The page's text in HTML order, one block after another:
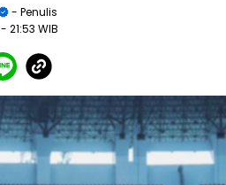
- Penulis
- 21:53 WIB